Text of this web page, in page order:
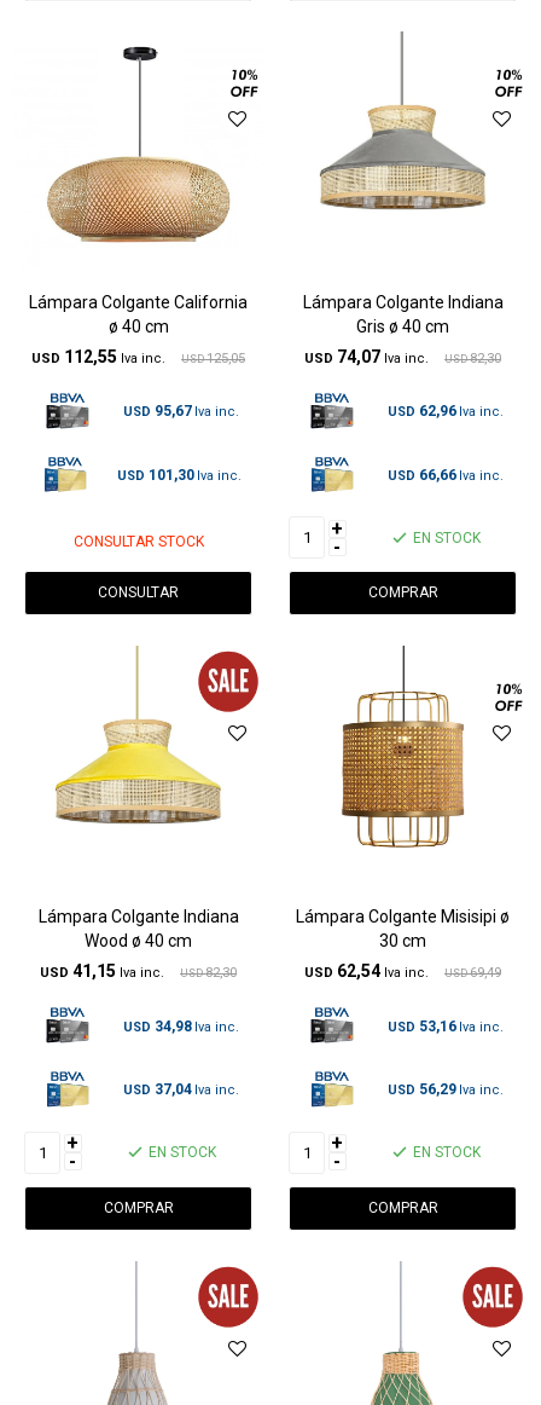
Lámpara Colgante California
ø 40 cm
USD 112,55 USD 125,05
USD 95,67
USD 101,30
CONSULTAR STOCK
CONSULTAR
Lámpara Colgante Indiana
Gris ø 40 cm
USD 74,07 USD 82,30
USD 62,96
USD 66,66
+
- EN STOCK
Lámpara Colgante Indiana
Wood ø 40 cm
USD 41,15 USD 82,30
USD 34,98
USD 37,04
+
- EN STOCK
Lámpara Colgante Misisipi ø
30 cm
USD 62,54 USD 69,49
USD 53,16
USD 56,29
+
- EN STOCK